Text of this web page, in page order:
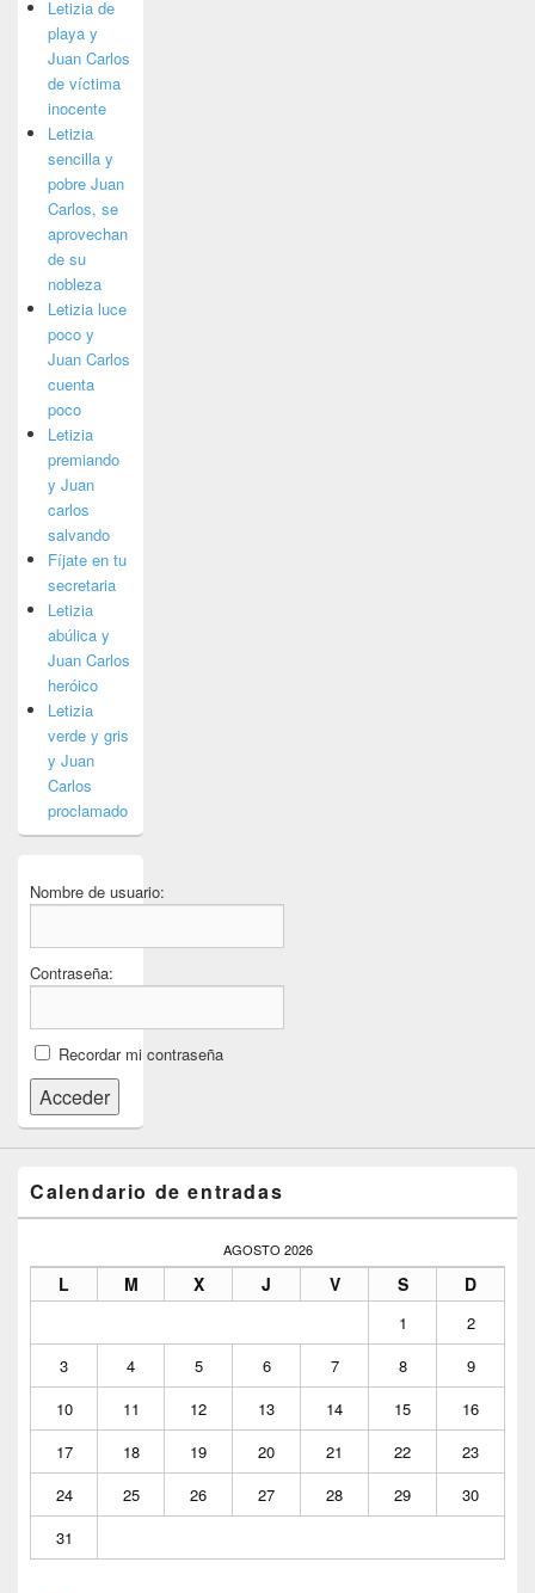
Letizia de
playa y
Juan Carlos
de víctima
inocente
Letizia
sencilla y
pobre Juan
Carlos, se
aprovechan
de su
nobleza
Letizia luce
poco y
Juan Carlos
cuenta
poco
Letizia
premiando
y Juan
carlos
salvando
Fíjate en tu
secretaria
Letizia
abúlica y
Juan Carlos
heróico
Letizia
verde y gris
y Juan
Carlos
proclamado
Nombre de usuario:
Contraseña:
Recordar mi contraseña
Acceder
Calendario de entradas
AGOSTO 2026
L M X J V S D
1
2
3
4 5 6 7 8
9
10
11 12 13 14 15
16
17
18 19 20 21 22
23
24
25 26 27 28 29
30
31